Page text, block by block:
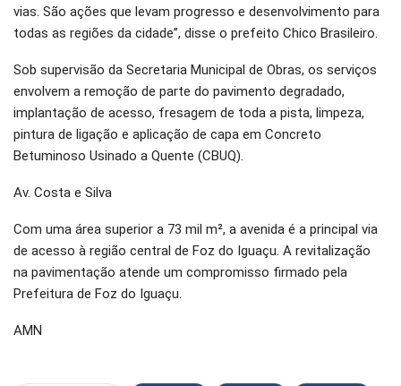
vias. São ações que levam progresso e desenvolvimento para
todas as regiões da cidade”, disse o prefeito Chico Brasileiro.
Sob supervisão da Secretaria Municipal de Obras, os serviços
envolvem a remoção de parte do pavimento degradado,
implantação de acesso, fresagem de toda a pista, limpeza,
pintura de ligação e aplicação de capa em Concreto
Betuminoso Usinado a Quente (CBUQ).
Av. Costa e Silva
Com uma área superior a 73 mil m², a avenida é a principal via
de acesso à região central de Foz do Iguaçu. A revitalização
na pavimentação atende um compromisso firmado pela
Prefeitura de Foz do Iguaçu.
AMN